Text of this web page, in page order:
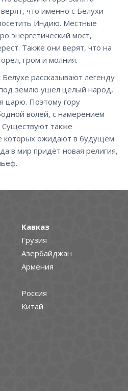
что именно с Белухи
Индию. Местные
энергетический мост,
Также они верят, что на
гром и молния.
рассказывают легенду
землю ушел целый народ,
царю. Поэтому гору
волей, с намерением
Существуют также
которых ожидают в будущем.
в мир придёт новая религия,
Кавказ
Грузия
Азербайджан
Армения
Россия
Китай